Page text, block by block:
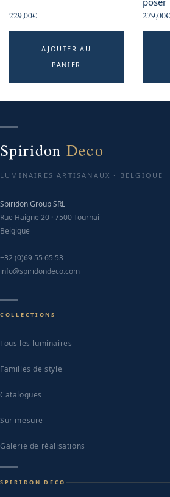
229,00€
AJOUTER AU
PANIER
279,00€
Spiridon Deco
LUMINAIRES ARTISANAUX · BELGIQUE
Spiridon Group SRL
Rue Haigne 20 · 7500 Tournai
Belgique
+32 (0)69 55 65 53
info@spiridondeco.com
COLLECTIONS
Tous les luminaires
Familles de style
Catalogues
Sur mesure
Galerie de réalisations
SPIRIDON DECO